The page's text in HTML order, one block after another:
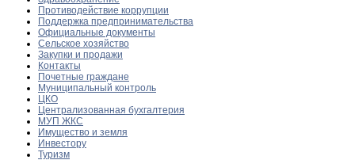
Противодействие коррупции
Поддержка предпринимательства
Официальные документы
Сельское хозяйство
Закупки и продажи
Контакты
Почетные граждане
Муниципальный контроль
ЦКО
Централизованная бухгалтерия
МУП ЖКС
Имущество и земля
Инвестору
Туризм